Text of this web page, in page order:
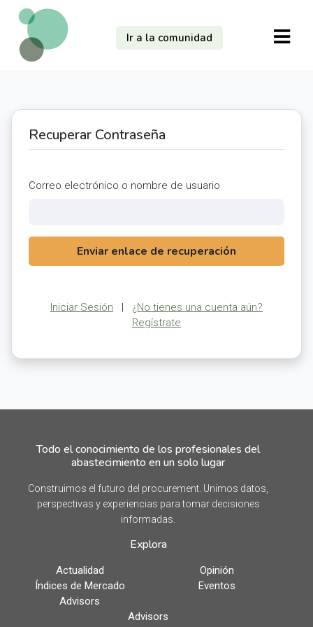
Ir a la comunidad
Recuperar Contraseña
Correo electrónico o nombre de usuario
Enviar enlace de recuperación
Iniciar Sesión | ¿No tienes una cuenta aún?
Regístrate
Todo el conocimiento de los profesionales del
abastecimiento en un solo lugar
Construimos el futuro del procurement. Unimos datos,
perspectivas y experiencias para tomar decisiones
informadas.
Explora
Actualidad
Opinión
Índices de Mercado
Eventos
Advisors
Advisors